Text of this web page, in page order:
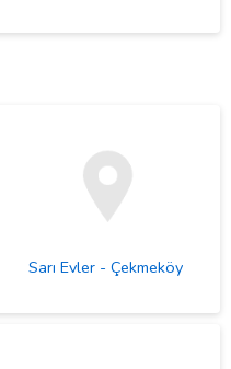
Sarı Evler - Çekmeköy